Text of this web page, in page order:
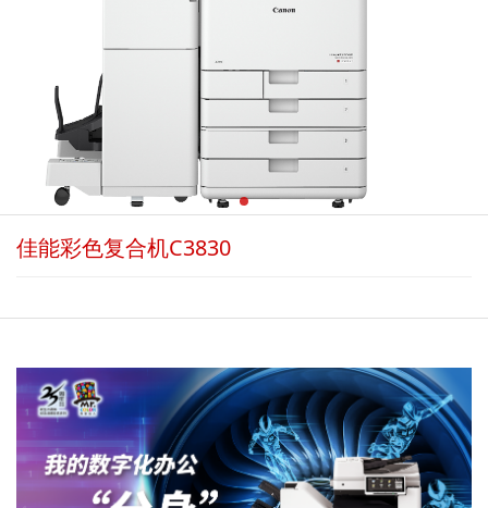
佳能彩色复合机C3830